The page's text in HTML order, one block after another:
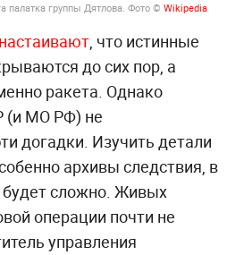
палатка группы Дятлова. Фото © Wikipedia
настаивают, что истинные
до сих пор, а
ракета. Однако
(и МО РФ) не
догадки. Изучить детали
архивы следствия, в
сложно. Живых
операции почти не
управления